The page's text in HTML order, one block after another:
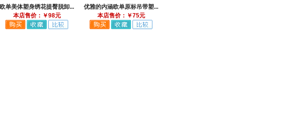
欧单美体塑身绣花提臀脱卸...
本店售价：￥98元
优雅的内涵欧单原标吊带塑...
本店售价：￥75元